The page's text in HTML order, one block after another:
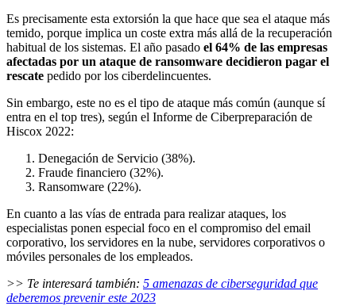
Es precisamente esta extorsión la que hace que sea el ataque más
temido, porque implica un coste extra más allá de la recuperación
habitual de los sistemas. El año pasado el 64% de las empresas
afectadas por un ataque de ransomware decidieron pagar el
rescate pedido por los ciberdelincuentes.
Sin embargo, este no es el tipo de ataque más común (aunque sí
entra en el top tres), según el Informe de Ciberpreparación de
Hiscox 2022:
Denegación de Servicio (38%).
Fraude financiero (32%).
Ransomware (22%).
En cuanto a las vías de entrada para realizar ataques, los
especialistas ponen especial foco en el compromiso del email
corporativo, los servidores en la nube, servidores corporativos o
móviles personales de los empleados.
>> Te interesará también: 5 amenazas de ciberseguridad que
deberemos prevenir este 2023